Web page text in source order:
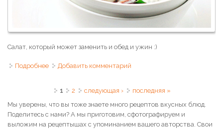
Салат, который может заменить и обед и ужин :)
Подробнее о Грибной салат с фасолью и сыром
Добавить комментарий
1 2 следующая ›
последняя »
Мы уверены, что вы тоже знаете много рецептов вкусных блюд.
Поделитесь с нами? А мы приготовим, сфотографируем и
выложим на рецептышах с упоминанием вашего авторства. Свои